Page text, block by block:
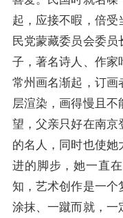
起，应接不暇，倍受
民党蒙藏委员会委
子，著名诗人、作家
常州画名渐起，订画
层渲染，画得慢且
望，父亲只好在南京
的名人，同时也使
进的脚步，她一直
知，艺术创作是一个
涂抹、一蹴而就，一